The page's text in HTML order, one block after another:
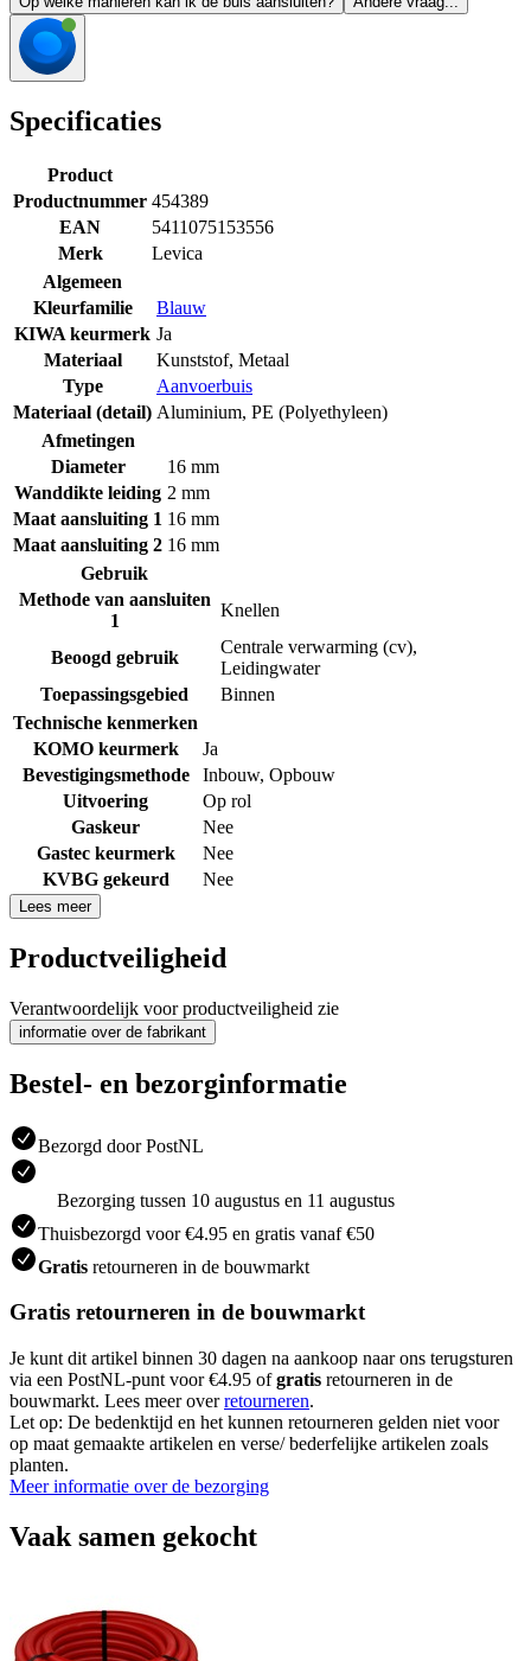
Specificaties
Product
Productnummer 454389
EAN
5411075153556
Merk
Levica
Algemeen
Kleurfamilie
Blauw
KIWA keurmerk Ja
Materiaal
Kunststof, Metaal
Type
Aanvoerbuis
Materiaal (detail) Aluminium, PE (Polyethyleen)
Afmetingen
Diameter
16 mm
Wanddikte leiding 2 mm
Maat aansluiting 1 16 mm
Maat aansluiting 2 16 mm
Gebruik
Methode van aansluiten
1
Knellen
Beoogd gebruik
Centrale verwarming (cv),
Leidingwater
Toepassingsgebied
Binnen
Technische kenmerken
KOMO keurmerk
Ja
Bevestigingsmethode
Inbouw, Opbouw
Uitvoering
Op rol
Gaskeur
Nee
Gastec keurmerk
Nee
KVBG gekeurd
Nee
Lees meer
Productveiligheid
Verantwoordelijk voor productveiligheid zie
informatie over de fabrikant
Bestel- en bezorginformatie
Bezorgd door PostNL
Bezorging tussen 10 augustus en 11 augustus
Thuisbezorgd voor €4.95 en gratis vanaf €50
Gratis retourneren in de bouwmarkt
Gratis retourneren in de bouwmarkt
Je kunt dit artikel binnen 30 dagen na aankoop naar ons terugsturen
via een PostNL-punt voor €4.95 ofgratis retourneren in de
bouwmarkt. Lees meer overretourneren.
Let op: De bedenktijd en het kunnen retourneren gelden niet voor
op maat gemaakte artikelen en verse/ bederfelijke artikelen zoals
planten.
Meer informatie over de bezorging
Vaak samen gekocht